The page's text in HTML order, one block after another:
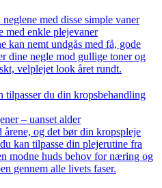
med disse simple vaner
med enkle plejevaner
kan nemt undgås med få, gode
dine negle mod gullige toner og
velplejet look året rundt.
tilpasser du din kropsbehandling
– uanset alder
og det bør din kropspleje
kan tilpasse din plejerutine fra
modne huds behov for næring og
gennem alle livets faser.